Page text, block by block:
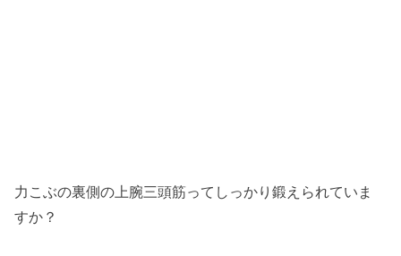
力こぶの裏側の上腕三頭筋ってしっかり鍛えられていま
すか？